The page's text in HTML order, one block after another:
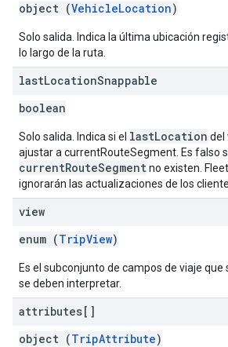
object (VehicleLocation)
Solo salida. Indica la última ubicación
lo largo de la ruta.
lastLocationSnappable
boolean
Solo salida. Indica si el lastLocation del
ajustar a currentRouteSegment. Es falso
currentRouteSegmentno existen.
ignorarán las actualizaciones de los
view
enum (TripView)
Es el subconjunto de campos de viaje
se deben interpretar.
attributes[]
object (TripAttribute)